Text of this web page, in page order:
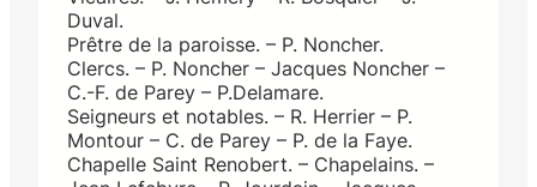
Duval.
Prêtre de la paroisse. – P. Noncher.
Clercs. – P. Noncher – Jacques Noncher –
C.-F. de Parey – P.Delamare.
Seigneurs et notables. – R. Herrier – P.
Montour – C. de Parey – P. de la Faye.
Chapelle Saint Renobert. – Chapelains. –